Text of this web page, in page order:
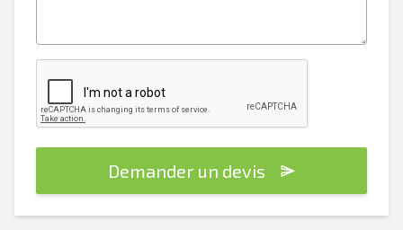
Demander un devis